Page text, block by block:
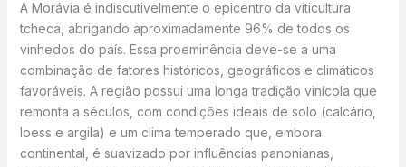
A Morávia é indiscutivelmente o epicentro da viticultura
tcheca, abrigando aproximadamente 96% de todos os
vinhedos do país. Essa proeminência deve-se a uma
combinação de fatores históricos, geográficos e climáticos
favoráveis. A região possui uma longa tradição vinícola que
remonta a séculos, com condições ideais de solo (calcário,
loess e argila) e um clima temperado que, embora
continental, é suavizado por influências panonianas,